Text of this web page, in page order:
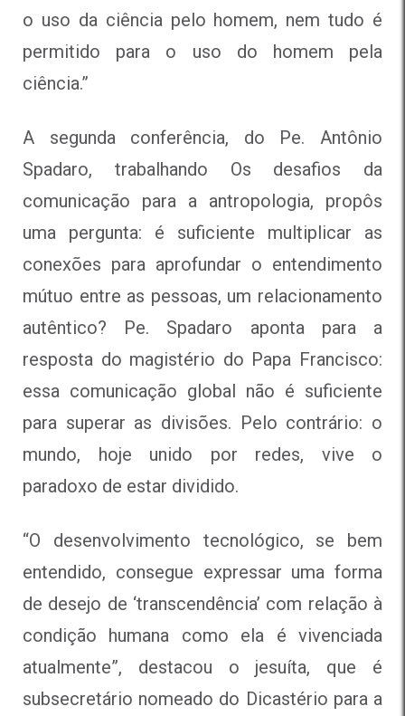
o uso da ciência pelo homem, nem tudo é
permitido para o uso do homem pela
ciência.”
A segunda conferência, do Pe. Antônio
Spadaro, trabalhando Os desafios da
comunicação para a antropologia, propôs
uma pergunta: é suficiente multiplicar as
conexões para aprofundar o entendimento
mútuo entre as pessoas, um relacionamento
autêntico? Pe. Spadaro aponta para a
resposta do magistério do Papa Francisco:
essa comunicação global não é suficiente
para superar as divisões. Pelo contrário: o
mundo, hoje unido por redes, vive o
paradoxo de estar dividido.
“O desenvolvimento tecnológico, se bem
entendido, consegue expressar uma forma
de desejo de ‘transcendência’ com relação à
condição humana como ela é vivenciada
atualmente”, destacou o jesuíta, que é
subsecretário nomeado do Dicastério para a